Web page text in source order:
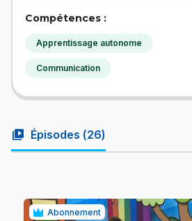
Compétences :
Apprentissage autonome
Communication
video_library Épisodes (26)
Abonnement